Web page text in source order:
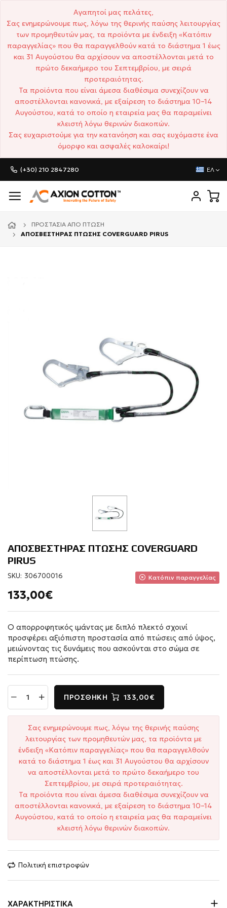
Αγαπητοί μας πελάτες,
Σας ενημερώνουμε πως, λόγω της θερινής παύσης λειτουργίας
των προμηθευτών μας, τα προϊόντα με ένδειξη «Κατόπιν
παραγγελίας» που θα παραγγελθούν κατά το διάστημα 1 έως
και 31 Αυγούστου θα αρχίσουν να αποστέλλονται μετά το
πρώτο δεκαήμερο του Σεπτεμβρίου, με σειρά
προτεραιότητας.
Τα προϊόντα που είναι άμεσα διαθέσιμα συνεχίζουν να
αποστέλλονται κανονικά, με εξαίρεση το διάστημα 10–14
Αυγούστου, κατά το οποίο η εταιρεία μας θα παραμείνει
κλειστή λόγω θερινών διακοπών.
Σας ευχαριστούμε για την κατανόηση και σας ευχόμαστε ένα
όμορφο και ασφαλές καλοκαίρι!
(+30) 210 2847280 ΕΛ
ΠΡΟΣΤΑΣΊΑ ΑΠΌ ΠΤΏΣΗ
ΑΠΟΣΒΕΣΤΗΡΑΣ ΠΤΩΣΗΣ COVERGUARD PIRUS
ΑΠΟΣΒΕΣΤΗΡΑΣ ΠΤΩΣΗΣ COVERGUARD
PIRUS
SKU: 306700016 Κατόπιν παραγγελίας
133,00€
Ο απορροφητικός ιμάντας με διπλό πλεκτό σχοινί
προσφέρει αξιόπιστη προστασία από πτώσεις από ύψος,
μειώνοντας τις δυνάμεις που ασκούνται στο σώμα σε
περίπτωση πτώσης.
ΠΡΟΣΘΉΚΗ 133,00€
Σας ενημερώνουμε πως, λόγω της θερινής παύσης
λειτουργίας των προμηθευτών μας, τα προϊόντα με
ένδειξη «Κατόπιν παραγγελίας» που θα παραγγελθούν
κατά το διάστημα 1 έως και 31 Αυγούστου θα αρχίσουν
να αποστέλλονται μετά το πρώτο δεκαήμερο του
Σεπτεμβρίου, με σειρά προτεραιότητας.
Τα προϊόντα που είναι άμεσα διαθέσιμα συνεχίζουν να
αποστέλλονται κανονικά, με εξαίρεση το διάστημα 10–14
Αυγούστου, κατά το οποίο η εταιρεία μας θα παραμείνει
κλειστή λόγω θερινών διακοπών.
Πολιτική επιστροφών
ΧΑΡΑΚΤΗΡΙΣΤΙΚΆ